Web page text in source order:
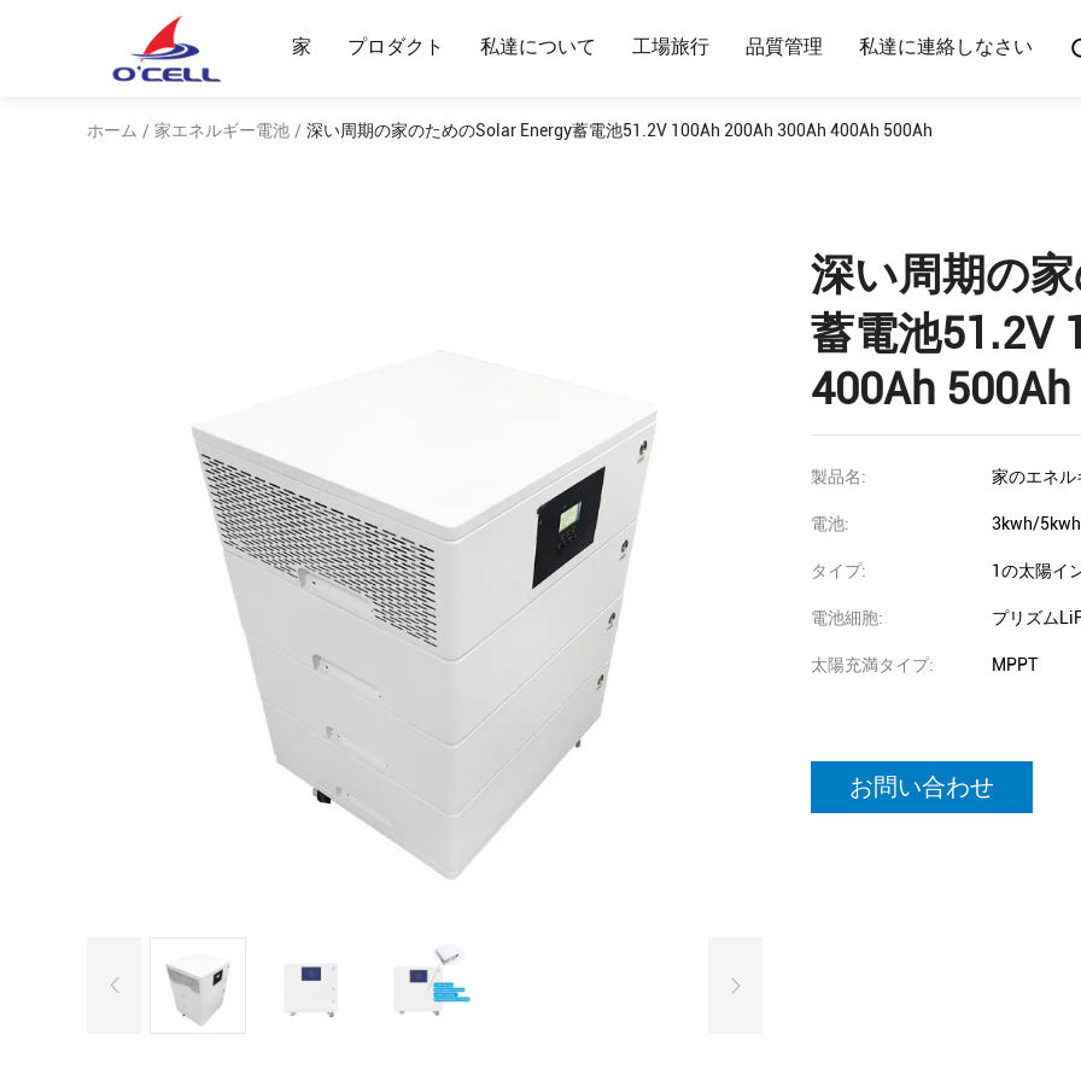
家 プロダクト 私達について 工場旅行 品質管理 私達に連絡しなさい
ホーム / 家エネルギー電池 / 深い周期の家のためのSolar Energy蓄電池51.2V 100Ah 200Ah 300Ah 400Ah 500Ah
深い周期の
蓄電池51.2V
400Ah 500Ah
製品名: 家のエネル
電池: 3kwh/
タイプ: 1の太陽イ
電池細胞: プリズム
太陽充満タイプ: MPPT
お問い合わせ